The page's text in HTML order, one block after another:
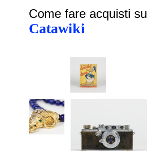
Come fare acquisti su
Catawiki